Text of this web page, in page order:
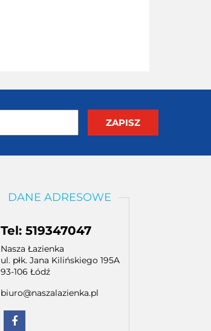
DANE ADRESOWE
Tel: 519347047
Nasza Łazienka
ul. płk. Jana Kilińskiego 195A
93-106 Łódź
biuro@naszalazienka.pl